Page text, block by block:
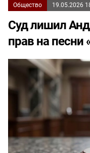
Общество 19.05.2026
Суд лишил
прав на песни